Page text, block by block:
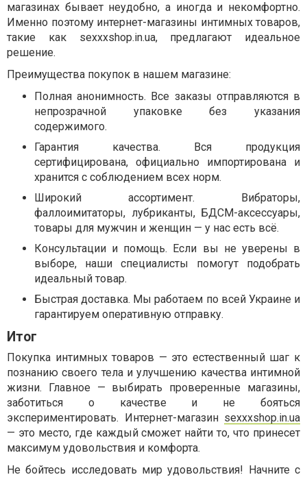
магазинах бывает неудобно, а иногда и некомфортно.
Именно поэтому интернет-магазины интимных товаров,
такие как sexxxshop.in.ua, предлагают идеальное
решение.
Преимущества покупок в нашем магазине:
Полная анонимность. Все заказы отправляются в
непрозрачной упаковке без указания
содержимого.
Гарантия качества. Вся продукция
сертифицирована, официально импортирована и
хранится с соблюдением всех норм.
Широкий ассортимент. Вибраторы,
фаллоимитаторы, лубриканты, БДСМ-аксессуары,
товары для мужчин и женщин — у нас есть всё.
Консультации и помощь. Если вы не уверены в
выборе, наши специалисты помогут подобрать
идеальный товар.
Быстрая доставка. Мы работаем по всей Украине и
гарантируем оперативную отправку.
Итог
Покупка интимных товаров — это естественный шаг к
познанию своего тела и улучшению качества интимной
жизни. Главное — выбирать проверенные магазины,
заботиться о качестве и не бояться
экспериментировать. Интернет-магазин sexxxshop.in.ua
— это место, где каждый сможет найти то, что принесет
максимум удовольствия и комфорта.
Не бойтесь исследовать мир удовольствия! Начните с